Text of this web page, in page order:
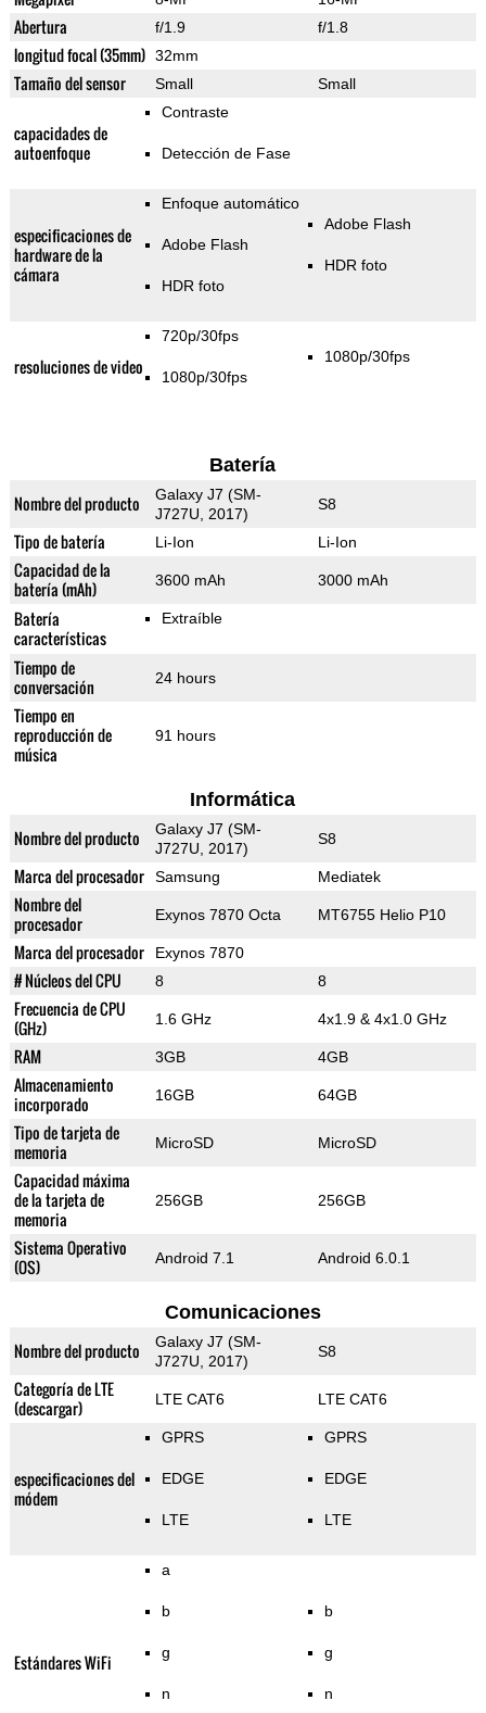
Abertura f/1.9 f/1.8
longitud focal (35mm) 32mm
Tamaño del sensor Small Small
capacidades de
autoenfoque
Contraste
Detección de Fase
especificaciones de
hardware de la
cámara
Enfoque automático
Adobe Flash
HDR foto
Adobe Flash
HDR foto
resoluciones de video
720p/30fps
1080p/30fps
1080p/30fps
Batería
Nombre del producto
Galaxy J7 (SM-
J727U, 2017)
S8
Tipo de batería Li-Ion Li-Ion
Capacidad de la
batería (mAh)
3600 mAh 3000 mAh
Batería
características
Extraíble
Tiempo de
conversación
24 hours
Tiempo en
reproducción de
música
91 hours
Informática
Nombre del producto
Galaxy J7 (SM-
J727U, 2017)
S8
Marca del procesador Samsung Mediatek
Nombre del
procesador
Exynos 7870 Octa MT6755 Helio P10
Marca del procesador Exynos 7870
# Núcleos del CPU 8 8
Frecuencia de CPU
(GHz)
1.6 GHz 4x1.9 & 4x1.0 GHz
RAM 3GB 4GB
Almacenamiento
incorporado
16GB 64GB
Tipo de tarjeta de
memoria
MicroSD MicroSD
Capacidad máxima
de la tarjeta de
memoria
256GB 256GB
Sistema Operativo
(OS)
Android 7.1 Android 6.0.1
Comunicaciones
Nombre del producto
Galaxy J7 (SM-
J727U, 2017)
S8
Categoría de LTE
(descargar)
LTE CAT6 LTE CAT6
especificaciones del
módem
GPRS
EDGE
LTE
GPRS
EDGE
LTE
Estándares WiFi
a
b
g
n
b
g
n